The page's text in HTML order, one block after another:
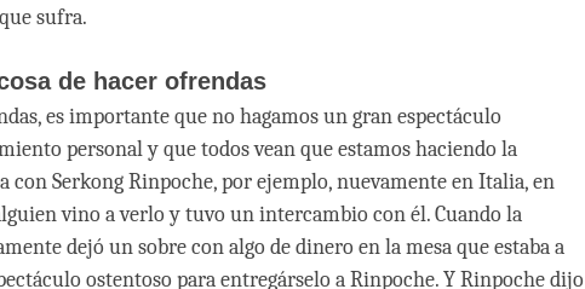
sufra.
de hacer ofrendas
es importante que no hagamos un gran espectáculo
personal y que todos vean que estamos haciendo la
con Serkong Rinpoche, por ejemplo, nuevamente en Italia, en
vino a verlo y tuvo un intercambio con él. Cuando la
dejó un sobre con algo de dinero en la mesa que estaba a
ostentoso para entregárselo a Rinpoche. Y Rinpoche dijo